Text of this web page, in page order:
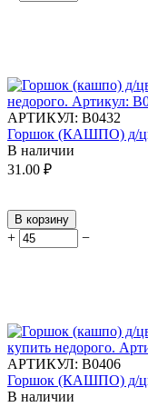
АРТИКУЛ: В0432
Горшок (КАШПО) д/
В наличии
31.00 ₽
В корзину
+ −
АРТИКУЛ: В0406
Горшок (КАШПО) д/
В наличии